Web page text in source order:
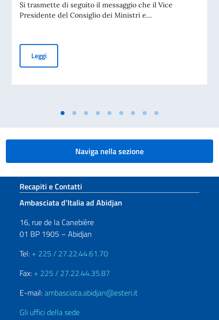
Si trasmette di seguito il messaggio che il Vice
Presidente del Consiglio dei Ministri e...
LeggiGiornata nazionale del sacrificio del lavoro italiano nel
Naviga nella sezione
Sezione footer
Recapiti e Contatti
Ambasciata d’Italia ad Abidjan
16, rue de la Canebière
01 BP 1905 – Abidjan
Tel: + 225 / 27.22.44.61.70
Fax: + 225 / 27.22.44.35.87
E-mail:ambasciata.abidjan@esteri.it
Gli uffici della sede